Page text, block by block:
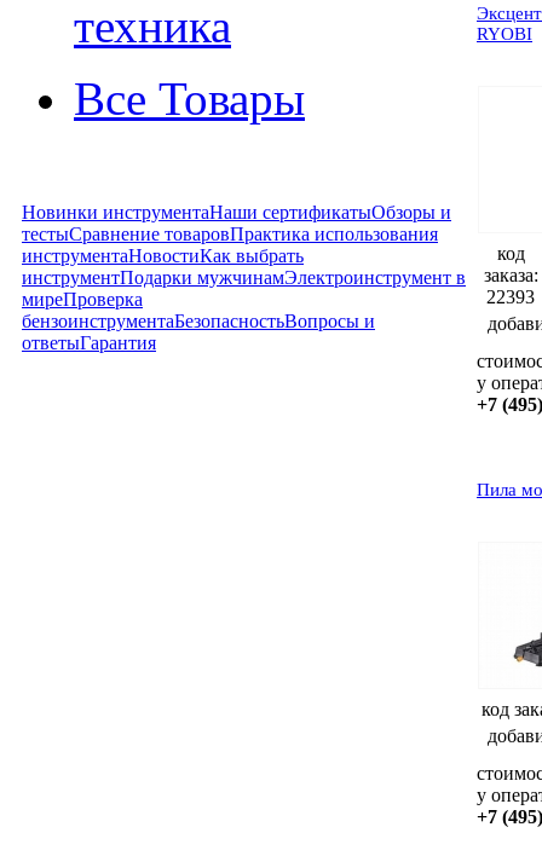
техника
Все Товары
Новинки инструментаНаши сертификатыОбзоры и
тестыСравнение товаровПрактика использования
инструментаНовостиКак выбрать
инструментПодарки мужчинамЭлектроинструмент в
миреПроверка
бензоинструментаБезопасностьВопросы и
ответыГарантия
RYOBI
код
заказа:
22393
у
+7
Пила
код
у
+7